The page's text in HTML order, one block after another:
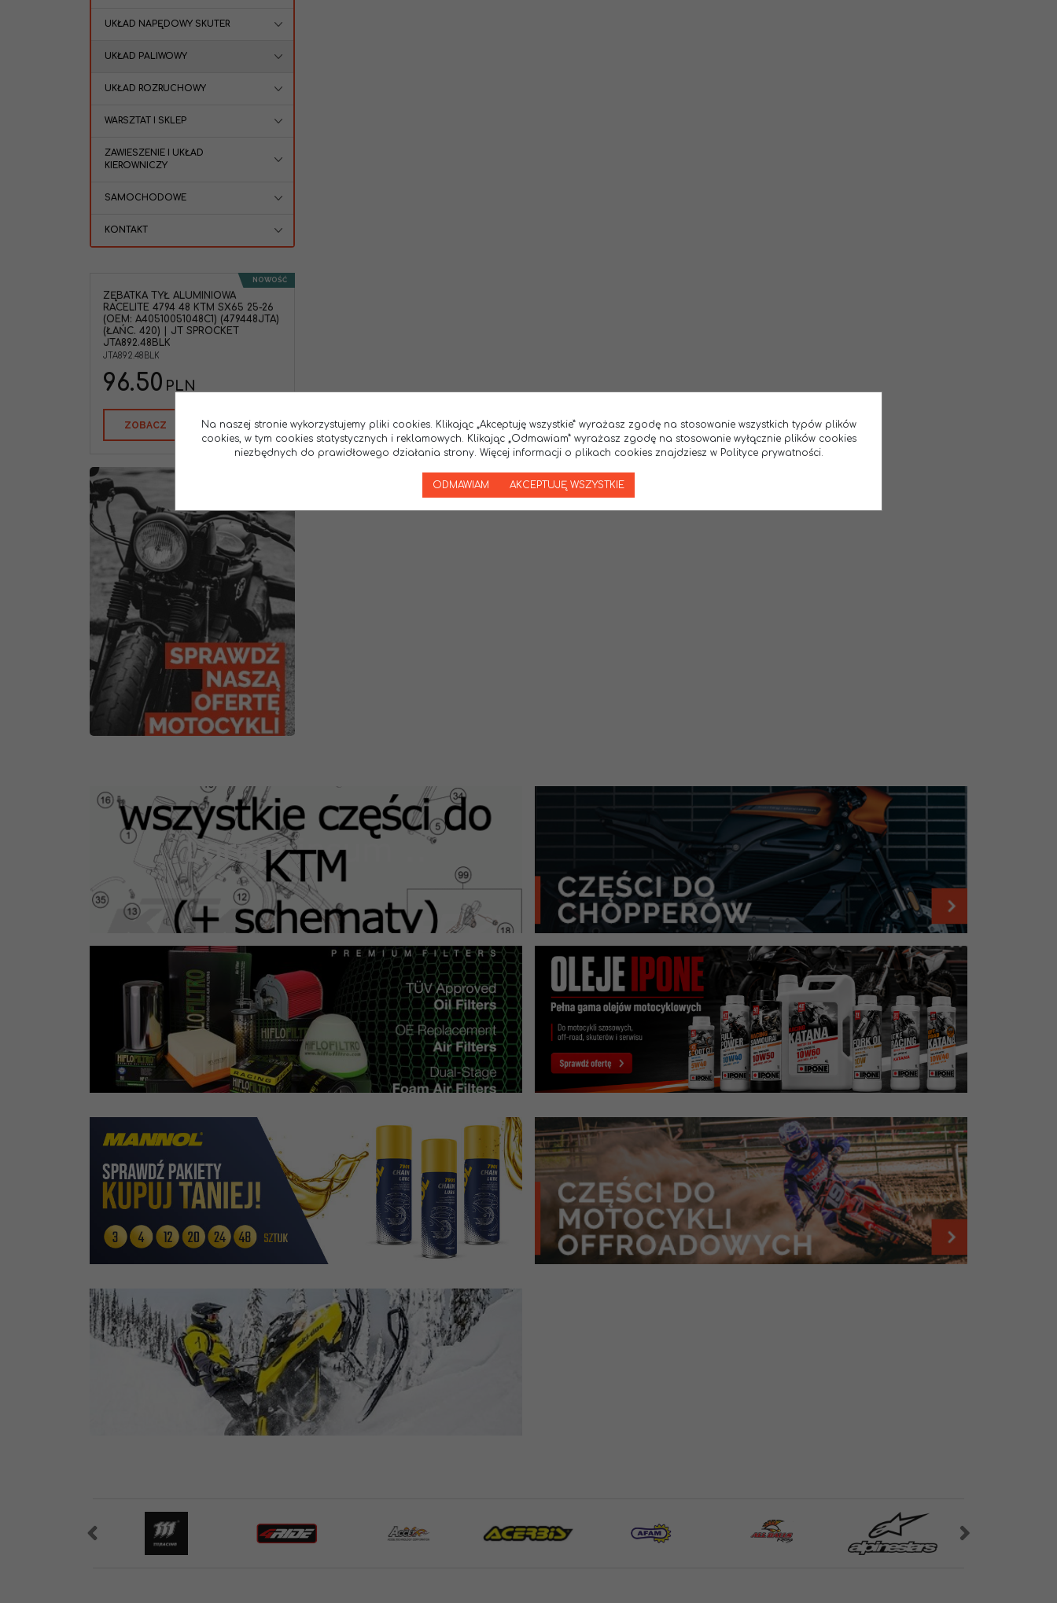
UKŁAD NAPĘDOWY SKUTER
UKŁAD PALIWOWY
UKŁAD ROZRUCHOWY
WARSZTAT I SKLEP
ZAWIESZENIE I UKŁAD
KIEROWNICZY
SAMOCHODOWE
KONTAKT
NOWOŚĆ
ZĘBATKA TYŁ ALUMINIOWA
RACELITE 4794 48 KTM SX65 25-26
(OEM: A40510051048C1) (479448JTA)
(ŁAŃC. 420) | JT SPROCKET
JTA892.48BLK
JTA892.48BLK
96.50 PLN
ZOBACZ
Na naszej stronie wykorzystujemy pliki cookies. Klikając „Akceptuję wszystkie” wyrażasz zgodę na stosowanie wszystkich typów plików
cookies, w tym cookies statystycznych i reklamowych. Klikając „Odmawiam” wyrażasz zgodę na stosowanie wyłącznie plików cookies
niezbędnych do prawidłowego działania strony. Więcej informacji o plikach cookies znajdziesz w Polityce prywatności.
ODMAWIAM AKCEPTUJĘ WSZYSTKIE